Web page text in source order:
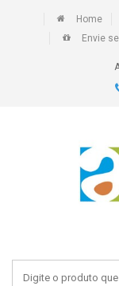
Home
Envie